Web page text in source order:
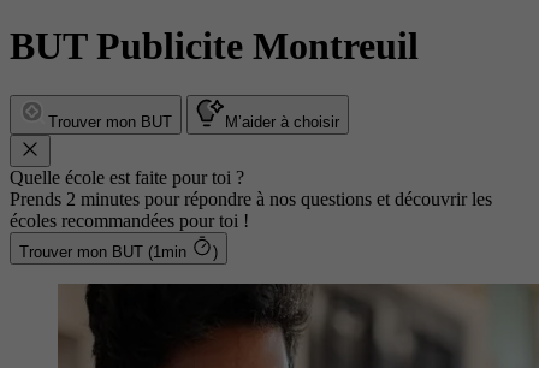
BUT Publicite Montreuil
Trouver mon BUT M’aider à choisir
Quelle école est faite pour toi ?
Prends 2 minutes pour répondre à nos questions et découvrir les
écoles recommandées pour toi !
Trouver mon BUT (1min )